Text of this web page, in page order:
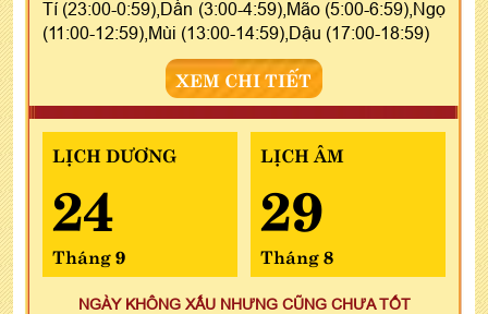
Tí (23:00-0:59),Dần (3:00-4:59),Mão (5:00-6:59),Ngọ
(11:00-12:59),Mùi (13:00-14:59),Dậu (17:00-18:59)
XEM CHI TIẾT
LỊCH DƯƠNG
24
Tháng 9
LỊCH ÂM
29
Tháng 8
NGÀY KHÔNG XẤU NHƯNG CŨNG CHƯA TỐT